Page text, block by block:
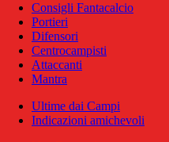
Consigli Fantacalcio
Portieri
Difensori
Centrocampisti
Attaccanti
Mantra
Ultime dai Campi
Indicazioni amichevoli